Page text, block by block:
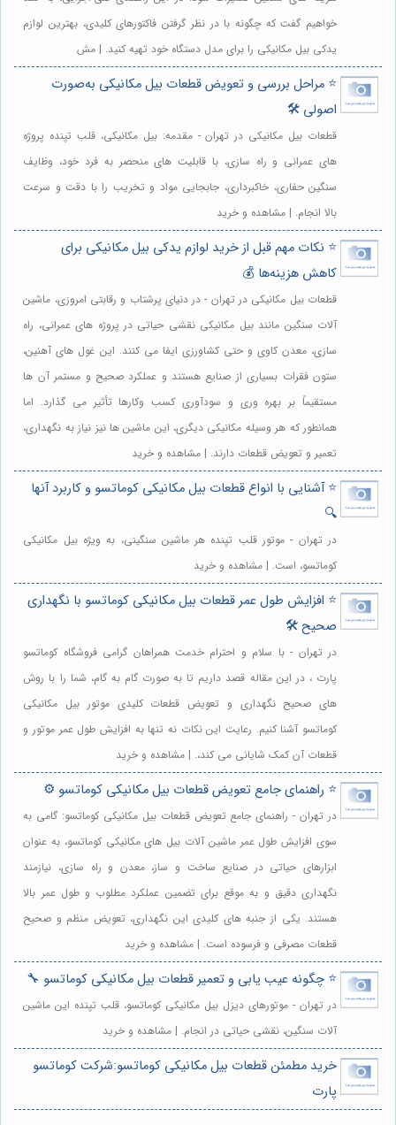
خواهیم گفت که چگونه با در نظر گرفتن فاکتورهای کلیدی، بهترین لوازم
یدکی بیل مکانیکی را برای مدل دستگاه خود تهیه کنید. | مش
⭐️ مراحل بررسی و تعویض قطعات بیل مکانیکی به‌صورت
اصولی 🛠️
قطعات بیل مکانیکی در تهران - مقدمه: بیل مکانیکی، قلب تپنده پروژه
های عمرانی و راه سازی، با قابلیت های منحصر به فرد خود، وظایف
سنگین حفاری، خاکبرداری، جابجایی مواد و تخریب را با دقت و سرعت
بالا انجام. | مشاهده و خرید
⭐️ نکات مهم قبل از خرید لوازم یدکی بیل مکانیکی برای
کاهش هزینه‌ها 💰
قطعات بیل مکانیکی در تهران - در دنیای پرشتاب و رقابتی امروزی، ماشین
آلات سنگین مانند بیل مکانیکی نقشی حیاتی در پروژه های عمرانی، راه
سازی، معدن کاوی و حتی کشاورزی ایفا می کنند. این غول های آهنین،
ستون فقرات بسیاری از صنایع هستند و عملکرد صحیح و مستمر آن ها
مستقیماً بر بهره وری و سودآوری کسب وکارها تأثیر می گذارد. اما
همانطور که هر وسیله مکانیکی دیگری، این ماشین ها نیز نیاز به نگهداری،
تعمیر و تعویض قطعات دارند. | مشاهده و خرید
⭐️ آشنایی با انواع قطعات بیل مکانیکی کوماتسو و کاربرد آنها
🔍
در تهران - موتور قلب تپنده هر ماشین سنگینی، به ویژه بیل مکانیکی
کوماتسو، است. | مشاهده و خرید
⭐️ افزایش طول عمر قطعات بیل مکانیکی کوماتسو با نگهداری
صحیح 🛠️
در تهران - با سلام و احترام خدمت همراهان گرامی فروشگاه کوماتسو
پارت ، در این مقاله قصد داریم تا به صورت گام به گام، شما را با روش
های صحیح نگهداری و تعویض قطعات کلیدی موتور بیل مکانیکی
کوماتسو آشنا کنیم. رعایت این نکات نه تنها به افزایش طول عمر موتور و
قطعات آن کمک شایانی می کند،. | مشاهده و خرید
⭐️ راهنمای جامع تعویض قطعات بیل مکانیکی کوماتسو ⚙️
در تهران - راهنمای جامع تعویض قطعات بیل مکانیکی کوماتسو: گامی به
سوی افزایش طول عمر ماشین آلات بیل های مکانیکی کوماتسو، به عنوان
ابزارهای حیاتی در صنایع ساخت و ساز، معدن و راه سازی، نیازمند
نگهداری دقیق و به موقع برای تضمین عملکرد مطلوب و طول عمر بالا
هستند. یکی از جنبه های کلیدی این نگهداری، تعویض منظم و صحیح
قطعات مصرفی و فرسوده است. | مشاهده و خرید
⭐️ چگونه عیب یابی و تعمیر قطعات بیل مکانیکی کوماتسو 🔧
در تهران - موتورهای دیزل بیل مکانیکی کوماتسو، قلب تپنده این ماشین
آلات سنگین، نقشی حیاتی در انجام. | مشاهده و خرید
خرید مطمئن قطعات بیل مکانیکی کوماتسو:شرکت کوماتسو
پارت